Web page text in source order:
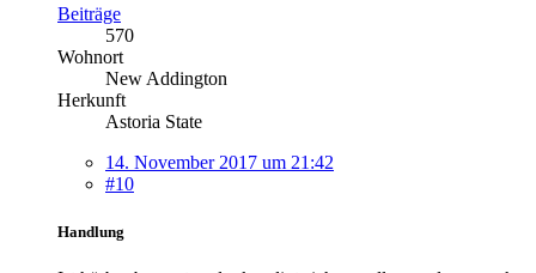
Beiträge
570
Wohnort
New Addington
Herkunft
Astoria State
14. November 2017 um 21:42
#10
Handlung